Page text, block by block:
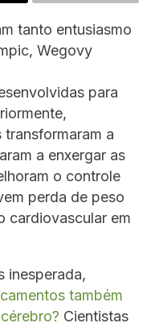
tanto entusiasmo
Wegovy
para
a
a enxergar as
o controle
perda de peso
cardiovascular em
inesperada,
também
Cientistas